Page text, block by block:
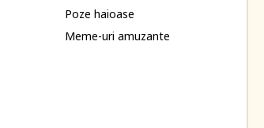
Poze haioase
Meme-uri amuzante